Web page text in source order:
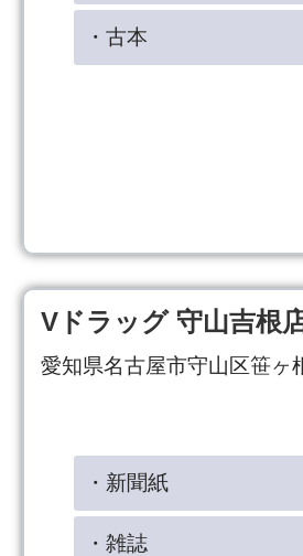
・古本
Vドラッグ 守山吉根
愛知県名古屋市守山区笹ヶ
・新聞紙
・雑誌